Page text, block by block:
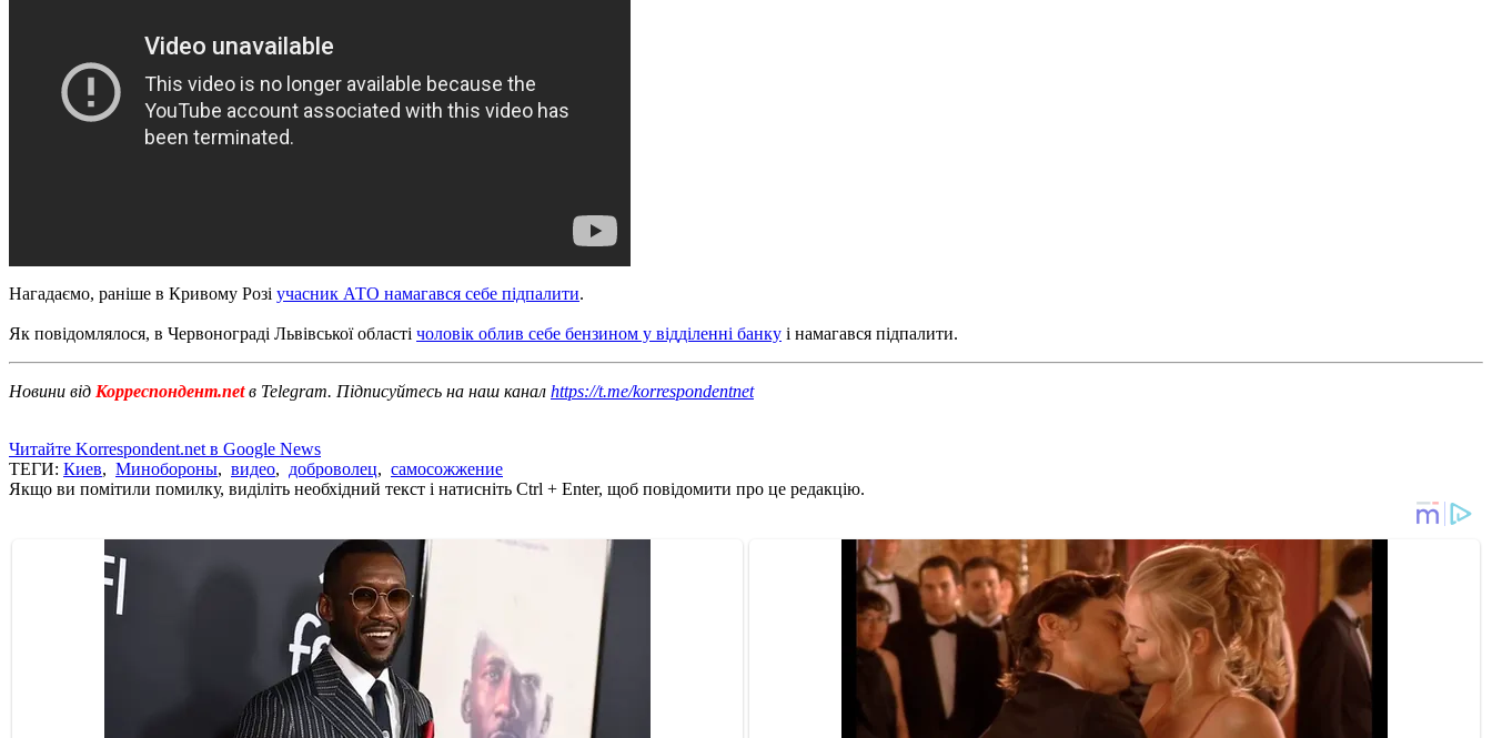
Нагадаємо, раніше в Кривому Розі учасник АТО намагався себе підпалити.
Як повідомлялося, в Червонограді Львівської області чоловік облив себе бензином у відділенні банку і намагався підпалити.
Новини від Корреспондент.netв Telegram. Підписуйтесь на наш канал https://t.me/korrespondentnet
Читайте Korrespondent.net в Google News
ТЕГИ: Киев, Минобороны, видео, доброволец, самосожжение
Якщо ви помітили помилку, виділіть необхідний текст і натисніть Ctrl + Enter, щоб повідомити про це редакцію.